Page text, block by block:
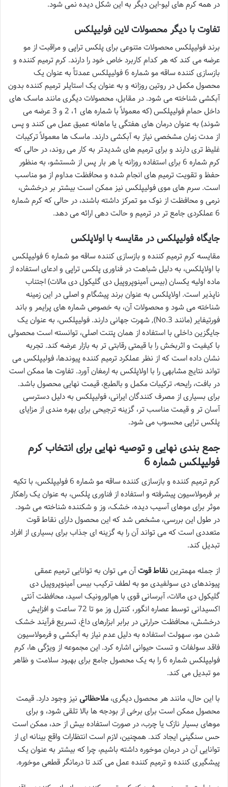
در همه کرم های لیو-این دیگر به این شکل دیده نمی شود.
تفاوت با دیگر محصولات لاین فولیپلکس
برند فولیپلکس محصولات متنوعی برای پلکس تراپی و مراقبت از مو
عرضه می کند که هر کدام کاربرد خاص خود را دارند. کرم ترمیم کننده و
بازسازی کننده ساقه مو شماره 6 فولیپلکس عمدتاً به عنوان یک
محصول مکمل در روتین روزانه و به عنوان یک استایلر ترمیم کننده بدون
آبکشی شناخته می شود. در مقابل، محصولات دیگری مانند ماسک های
داخل حمام فولیپلکس (که معمولاً با شماره های 1، 2 و 3 عرضه می
شوند) به عنوان درمان های هفتگی یا ماهانه عمیق عمل می کنند و پس
از مدت زمان مشخصی نیاز به آبکشی دارند. ماسک ها معمولاً ترکیبات
غلیظ تری دارند و برای ترمیم های شدیدتر به کار می روند، در حالی که
کرم شماره 6 برای استفاده روزانه یا هر بار پس از شستشو، به منظور
حفظ و تقویت ترمیم های انجام شده و محافظت مداوم از مو مناسب
است. سرم های موی فولیپلکس نیز ممکن است بیشتر بر درخشش،
نرمی و محافظت از نوک مو تمرکز داشته باشند، در حالی که کرم شماره
6 عملکردی جامع تر در ترمیم و حالت دهی ارائه می دهد.
جایگاه فولیپلکس در مقایسه با اولاپلکس
مقایسه کرم ترمیم کننده و بازسازی کننده ساقه مو شماره 6 فولیپلکس
با اولاپلکس، به دلیل شباهت در فناوری پلکس تراپی و ادعای استفاده از
ماده اولیه یکسان (بیس آمینوپروپیل دی گلیکول دی مالات) اجتناب
ناپذیر است. اولاپلکس به عنوان برند پیشگام و اصلی در این زمینه
شناخته می شود و محصولات آن، به خصوص شماره های پرایمر و باند
فورتیفایر (مانند No.3), شهرت جهانی دارند. فولیپلکس، به عنوان یک
جایگزین داخلی با استفاده از همان پتنت اصلی، توانسته است محصولی
با کیفیت و اثربخش را با قیمتی رقابتی تر به بازار عرضه کند. تجربه
نشان داده است که از نظر عملکرد ترمیم کننده پیوندها، فولیپلکس می
تواند نتایج مشابهی را با اولاپلکس به ارمغان آورد. تفاوت ها ممکن است
در بافت، رایحه، ترکیبات مکمل و بالطبع، قیمت نهایی محصول باشد.
برای بسیاری از مصرف کنندگان ایرانی، فولیپلکس به دلیل دسترسی
آسان تر و قیمت مناسب تر، گزینه ترجیحی برای بهره مندی از مزایای
پلکس تراپی محسوب می شود.
جمع بندی نهایی و توصیه نهایی برای انتخاب کرم
فولیپلکس شماره 6
کرم ترمیم کننده و بازسازی کننده ساقه مو شماره 6 فولیپلکس، با تکیه
بر فرمولاسیون پیشرفته و استفاده از فناوری پلکس، به عنوان یک راهکار
موثر برای موهای آسیب دیده، خشک، وز و شکننده شناخته می شود.
در طول این بررسی، مشخص شد که این محصول دارای نقاط قوت
متعددی است که می تواند آن را به گزینه ای جذاب برای بسیاری از افراد
تبدیل کند.
از جمله مهمتریننقاط قوتآن می توان به توانایی ترمیم عمقی
پیوندهای دی سولفیدی مو به لطف ترکیب بیس آمینوپروپیل دی
گلیکول دی مالات، آبرسانی قوی با هیالورونیک اسید، محافظت آنتی
اکسیدانی توسط عصاره انگور، کنترل وز مو تا 72 ساعت و افزایش
درخشش، محافظت حرارتی در برابر ابزارهای داغ، تسریع فرآیند خشک
شدن مو، سهولت استفاده به دلیل عدم نیاز به آبکشی و فرمولاسیون
فاقد سولفات و تست حیوانی اشاره کرد. این مجموعه از ویژگی ها، کرم
فولیپلکس شماره 6 را به یک محصول جامع برای بهبود سلامت و ظاهر
مو تبدیل می کند.
با این حال، مانند هر محصول دیگری، ملاحظاتی نیز وجود دارد. قیمت
محصول ممکن است برای برخی از بودجه ها بالا تلقی شود، و برای
موهای بسیار نازک یا چرب، در صورت استفاده بیش از حد، ممکن است
حس سنگینی ایجاد کند. همچنین، لازم است انتظارات واقع بینانه ای از
توانایی آن در درمان موخوره داشته باشیم، چرا که بیشتر به عنوان یک
پیشگیری کننده و ترمیم کننده عمل می کند تا درمانگر قطعی موخوره.